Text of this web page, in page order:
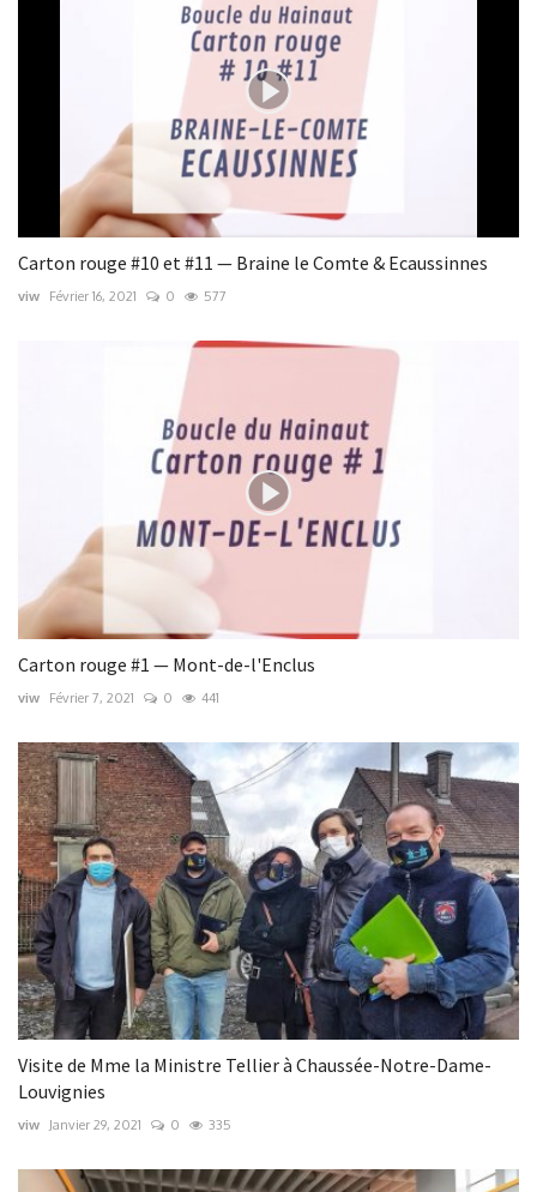
Carton rouge #10 et #11 — Braine le Comte & Ecaussinnes
viw Février 16, 2021 0 577
Carton rouge #1 — Mont-de-l'Enclus
viw Février 7, 2021 0 441
Visite de Mme la Ministre Tellier à Chaussée-Notre-Dame-
Louvignies
viw Janvier 29, 2021 0 335